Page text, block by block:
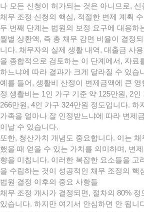
나 모든 신청이 허가되는 것은 아니므로,
채무 조정 신청의 핵심, 적절한 변제 계획 수
두 번째 단계는 법원의 보정 요구에 대응하
월별 상환액, 즉 총 채무 감면 비율이 결정
니다. 채무자의 실제 생활 내역, 대출금 사
을 종합적으로 검토하는 이 단계에서, 자료
하느냐에 따라 결과가 크게 달라질 수 있습
예를 들어, 생활비 산정이 변제금액에 큰
정 생활비는 1인 가구 기준 약 125만원, 2인
266만원, 4인 가구 324만원 정도입니다. 하
가족을 얼마나 잘 인정받느냐에 따라 변제
이날 수 있습니다.
또한, 청산가치 개념도 중요합니다. 이는
했을 때 얻을 수 있는 가치를 의미하며, 변
향을 미칩니다. 이러한 복잡한 요소들을 고
을 수립하는 것이 성공적인 채무 조정의 핵
법원 결정 이후의 중요 사항들
채무 조정 개시가 결정되면, 절차의 80%
있습니다. 하지만 여기서 안심하면 안 됩니